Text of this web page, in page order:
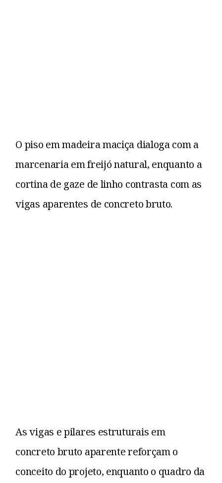
O piso em madeira maciça dialoga com a
marcenaria em freijó natural, enquanto a
cortina de gaze de linho contrasta com as
vigas aparentes de concreto bruto.
As vigas e pilares estruturais em
concreto bruto aparente reforçam o
conceito do projeto, enquanto o quadro da